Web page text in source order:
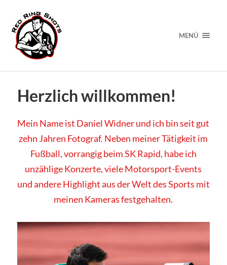
MENÜ
Herzlich willkommen!
Mein Name ist Daniel Widner und ich bin seit gut
zehn Jahren Fotograf. Neben meiner Tätigkeit im
Fußball, vorrangig beim SK Rapid, habe ich
unzählige Konzerte, viele Motorsport-Events
und andere Highlight aus der Welt des Sports mit
meinen Kameras festgehalten.